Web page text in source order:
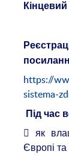
https://
sistema-
Під час
 як
Європі